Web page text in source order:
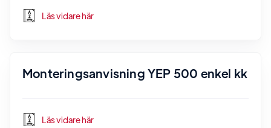
Läs vidare här
Monteringsanvisning YEP 500 enkel kk
Läs vidare här